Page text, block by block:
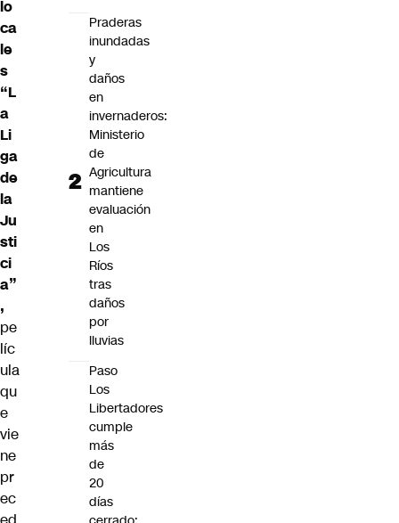
lo
ca
le
s
“L
a
Li
ga
de
la
Ju
sti
ci
a”
,
pe
líc
ula
qu
e
vie
ne
pr
ec
Praderas
inundadas
y
daños
en
invernaderos:
Ministerio
de
Agricultura
mantiene
evaluación
en
Los
Ríos
tras
daños
por
lluvias
Paso
Los
Libertadores
cumple
más
de
20
días